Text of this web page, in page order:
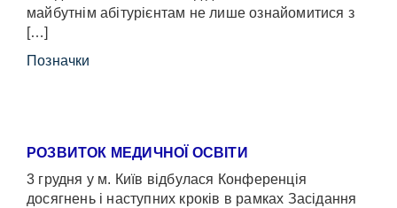
майбутнім абітурієнтам не лише ознайомитися з
[…]
Позначки
РОЗВИТОК МЕДИЧНОЇ ОСВІТИ
3 грудня у м. Київ відбулася Конференція
досягнень і наступних кроків в рамках Засідання